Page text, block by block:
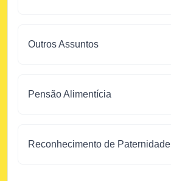
Outros Assuntos
Pensão Alimentícia
Reconhecimento de Paternidade